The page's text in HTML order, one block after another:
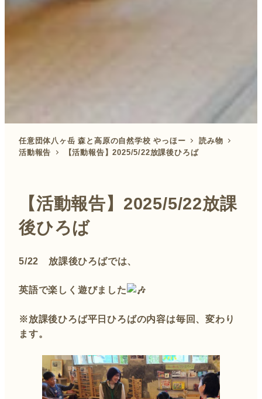
任意団体八ヶ岳 森と高原の自然学校 やっほー
読み物
活動報告
【活動報告】2025/5/22放課後ひろば
【活動報告】2025/5/22放課
後ひろば
5/22 放課後ひろばでは、
英語で楽しく遊びました
※放課後ひろば平日ひろばの内容は毎回、変わり
ます。